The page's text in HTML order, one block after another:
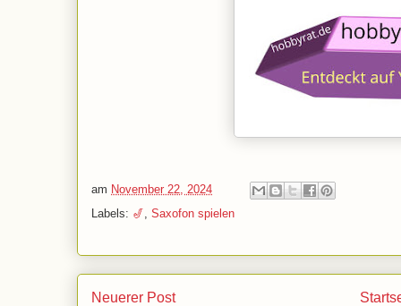
am November 22, 2024
Labels: 🎷 Saxofon spielen
Neuerer Post